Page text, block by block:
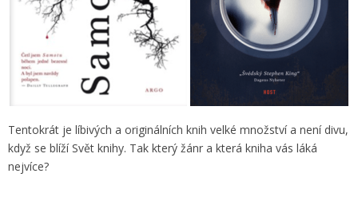
Tentokrát je líbivých a originálních knih velké množství a není divu,
když se blíží Svět knihy. Tak který žánr a která kniha vás láká
nejvíce?